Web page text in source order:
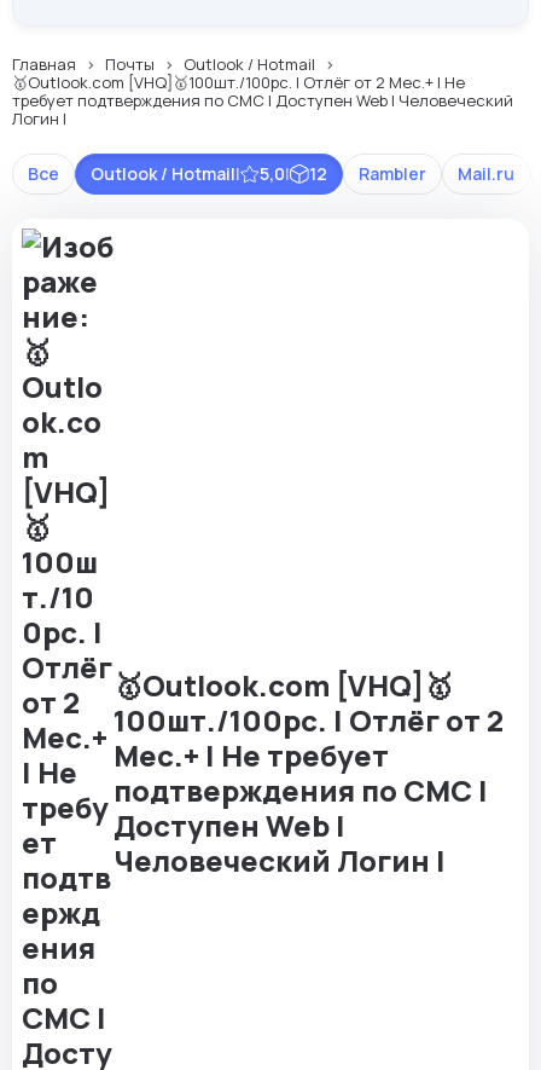
Главная Почты
Outlook / Hotmail
🥇Outlook.com [VHQ]🥇100шт./100pc. | Отлёг от 2 Мес.+ | Не
требует подтверждения по СМС | Доступен Web | Человеческий
Логин |
Все Outlook / Hotmail| 5,0| 12 Rambler Mail.ru
🥇Outlook.com [VHQ]🥇
100шт./100pc. | Отлёг от 2
Мес.+ | Не требует
подтверждения по СМС |
Доступен Web |
Человеческий Логин |